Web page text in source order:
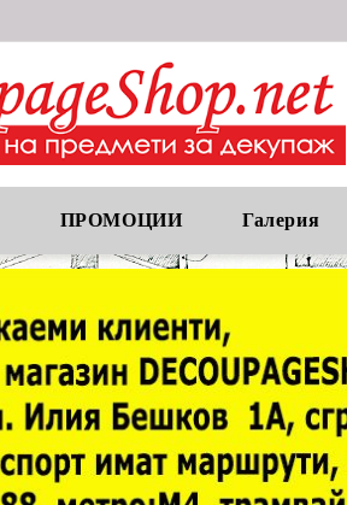
ПРОМОЦИИ Галерия